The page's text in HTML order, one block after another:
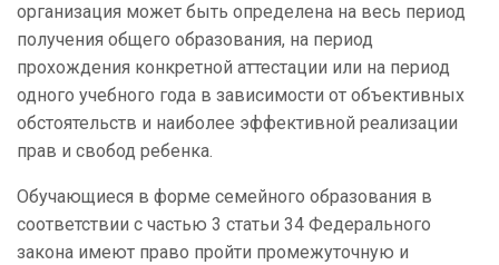
организация может быть определена на весь период
получения общего образования, на период
прохождения конкретной аттестации или на период
одного учебного года в зависимости от объективных
обстоятельств и наиболее эффективной реализации
прав и свобод ребенка.
Обучающиеся в форме семейного образования в
соответствии с частью 3 статьи 34 Федерального
закона имеют право пройти промежуточную и